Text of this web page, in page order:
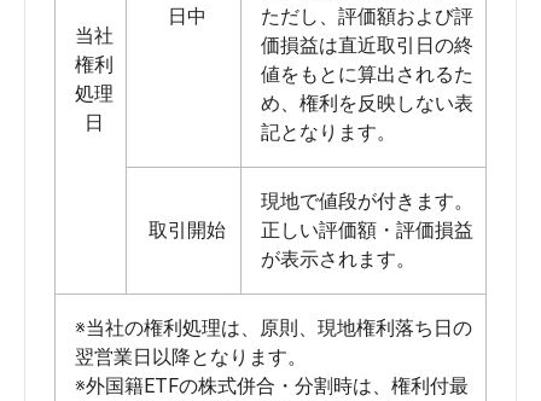
当社
権利
処理
日
日中
ただし、評価額および評
価損益は直近取引日の終
値をもとに算出されるた
め、権利を反映しない表
記となります。
取引開始
現地で値段が付きます。
正しい評価額・評価損益
が表示されます。
※当社の権利処理は、原則、現地権利落ち日の
翌営業日以降となります。
※外国籍ETFの株式併合・分割時は、権利付最